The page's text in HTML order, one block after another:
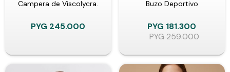
Campera de Viscolycra.
PYG 245.000
Buzo Deportivo
PYG 181.300
PYG259.000